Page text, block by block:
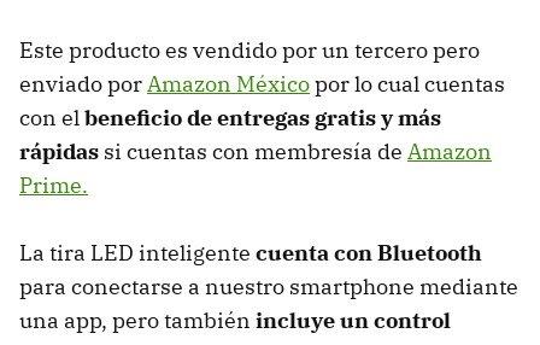
Este producto es vendido por un tercero pero
enviado porAmazon Méxicopor lo cual cuentas
con elbeneficio de entregas gratis y más
rápidas si cuentas con membresía de Amazon
Prime.
La tira LED inteligente cuenta con Bluetooth
para conectarse a nuestro smartphone mediante
una app, pero también incluye un control